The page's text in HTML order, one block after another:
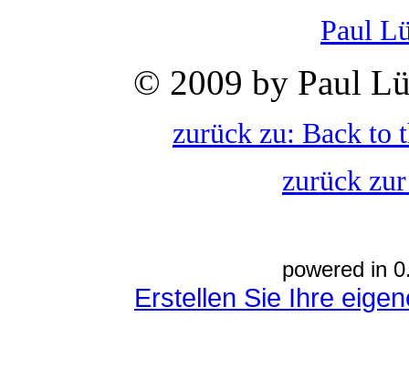
Paul
© 2009 by Paul
zurück zu: Back to
zurück
powered in
Erstellen Sie Ihre